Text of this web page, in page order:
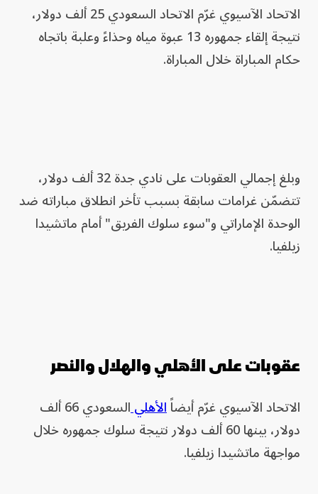
الاتحاد الآسيوي غرّم الاتحاد السعودي 25 ألف دولار،
نتيجة إلقاء جمهوره 13 عبوة مياه وحذاءً وعلبة باتجاه
حكام المباراة خلال المباراة.
وبلغ إجمالي العقوبات على نادي جدة 32 ألف دولار،
تتضمّن غرامات سابقة بسبب تأخر انطلاق مباراته ضد
الوحدة الإماراتي و"سوء سلوك الفريق" أمام ماتشيدا
زيلفيا.
عقوبات على الأهلي والهلال والنصر
الاتحاد الآسيوي غرّم أيضاًالأهلي
السعودي 66 ألف
دولار، بينها 60 ألف دولار نتيجة سلوك جمهوره خلال
مواجهة ماتشيدا زيلفيا.